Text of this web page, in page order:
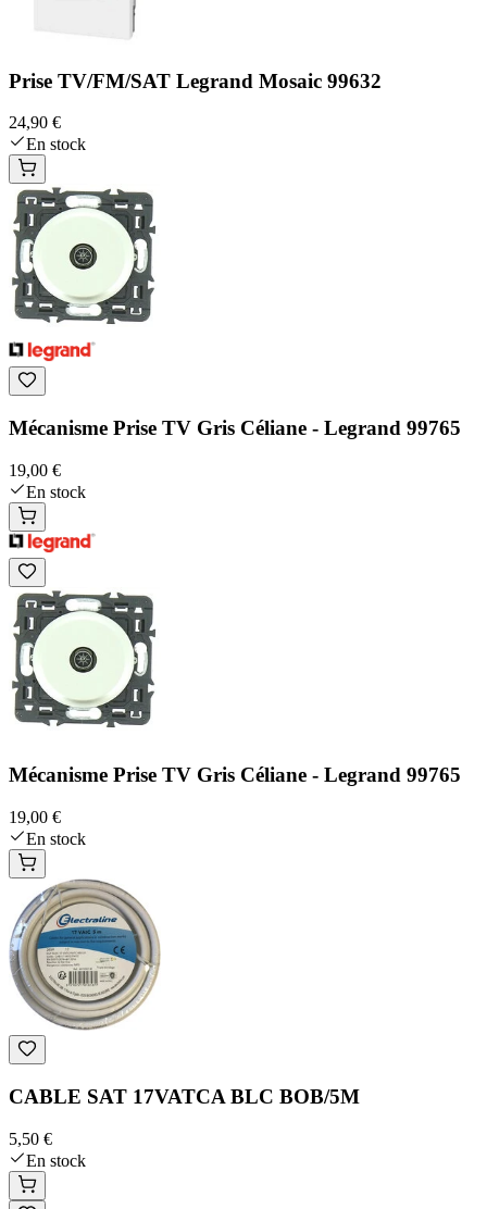
Prise TV/FM/SAT Legrand Mosaic 99632
24,90 €
En stock
Mécanisme Prise TV Gris Céliane - Legrand 99765
19,00 €
En stock
Mécanisme Prise TV Gris Céliane - Legrand 99765
19,00 €
En stock
CABLE SAT 17VATCA BLC BOB/5M
5,50 €
En stock